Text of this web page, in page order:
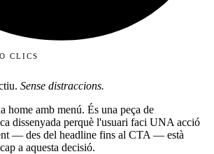
CLICS
Sense distraccions.
home amb menú. És una peça de
dissenyada perquè l'usuari faci UNA acció
— des del headline fins al CTA — està
a aquesta decisió.